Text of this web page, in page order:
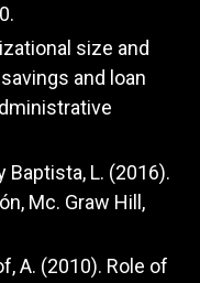
size and
and loan
Baptista, L. (2016).
Mc. Graw Hill,
A. (2010). Role of